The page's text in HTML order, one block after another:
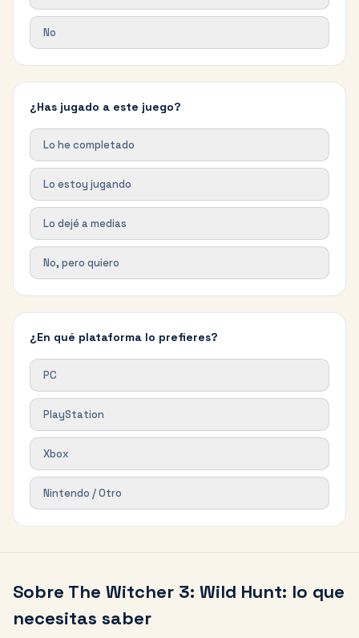
No
¿Has jugado a este juego?
Lo he completado
Lo estoy jugando
Lo dejé a medias
No, pero quiero
¿En qué plataforma lo prefieres?
PC
PlayStation
Xbox
Nintendo / Otro
Sobre The Witcher 3: Wild Hunt: lo que
necesitas saber